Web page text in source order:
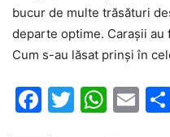
bucur de multe trăsături
departe optime. Carașii
Cum s-au lăsat prinși în
Facebook
Twitter